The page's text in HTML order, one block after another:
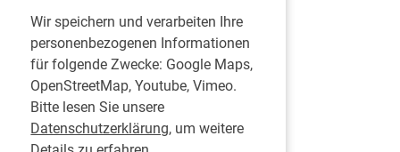
Wir speichern und verarbeiten Ihre
personenbezogenen Informationen
für folgende Zwecke: Google Maps,
OpenStreetMap, Youtube, Vimeo.
Bitte lesen Sie unsere
Datenschutzerklärung, um weitere
Karriere
Inserate
Praktikum in einer Zahnarztpraxis
Jobs im Zahnärztehaus
Presse